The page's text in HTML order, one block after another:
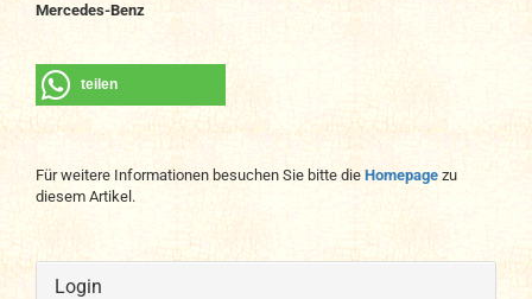
Mercedes-Benz
teilen
Für weitere Informationen besuchen Sie bitte die Homepage zu
diesem Artikel.
Login